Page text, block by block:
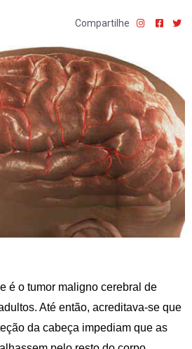
Compartilhe
é o tumor maligno cerebral de
Até então, acreditava-se que
da cabeça impediam que as